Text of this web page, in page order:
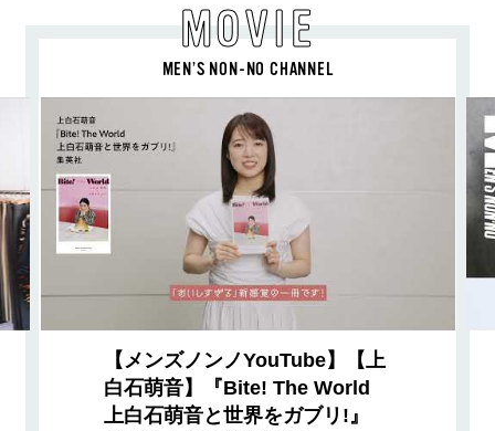
MOVIE
MEN’S NON-NO CHANNEL
【メンズノンノYouTube】【上
白石萌音】『Bite! The World
上白石萌音と世界をガブリ!』